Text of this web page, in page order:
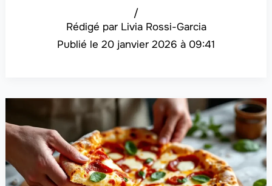
Livia Rossi-Garcia
/
20 janvier 2026 à 09:41